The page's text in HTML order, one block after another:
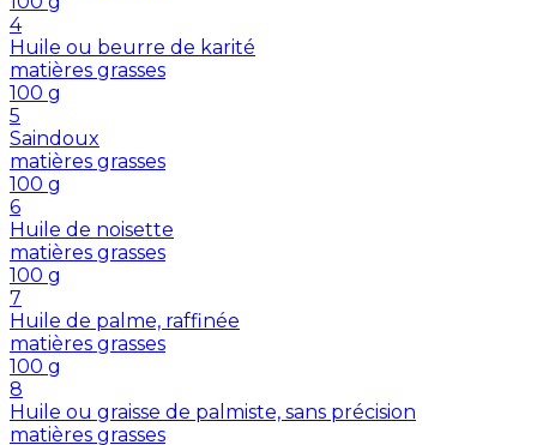
4
Huile ou beurre de karité
matières grasses
100 g
5
Saindoux
matières grasses
100 g
6
Huile de noisette
matières grasses
100 g
7
Huile de palme, raffinée
matières grasses
100 g
8
Huile ou graisse de palmiste, sans précision
matières grasses